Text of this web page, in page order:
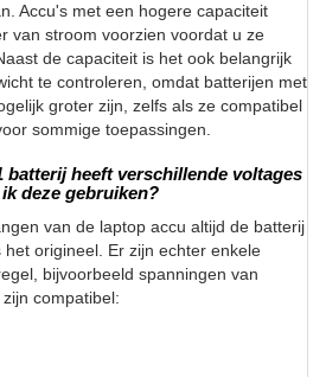
Accu's met een hogere capaciteit
van stroom voorzien voordat u ze
de capaciteit is het ook belangrijk
te controleren, omdat batterijen met
groter zijn, zelfs als ze compatibel
sommige toepassingen.
batterij heeft verschillende voltages
deze gebruiken?
van de laptop accu altijd de batterij
origineel. Er zijn echter enkele
bijvoorbeeld spanningen van
compatibel: